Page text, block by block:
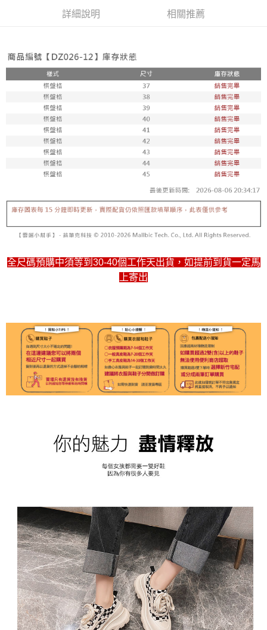
付款後全家取貨
每筆NT$100，滿NT$1,800(含以上)免運費
7-11取貨付款
每筆NT$100，滿NT$1,800(含以上)免運費
付款後711取貨
每筆NT$100，滿NT$1,800(含以上)免運費
每筆NT$150，滿NT$1,800(含以上)免運費
詳細說明 相關推薦
全尺碼預購中須等到30-40個工作天出貨，如提前到貨一定馬
上寄出